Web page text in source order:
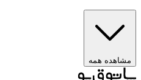
مشاهده همه